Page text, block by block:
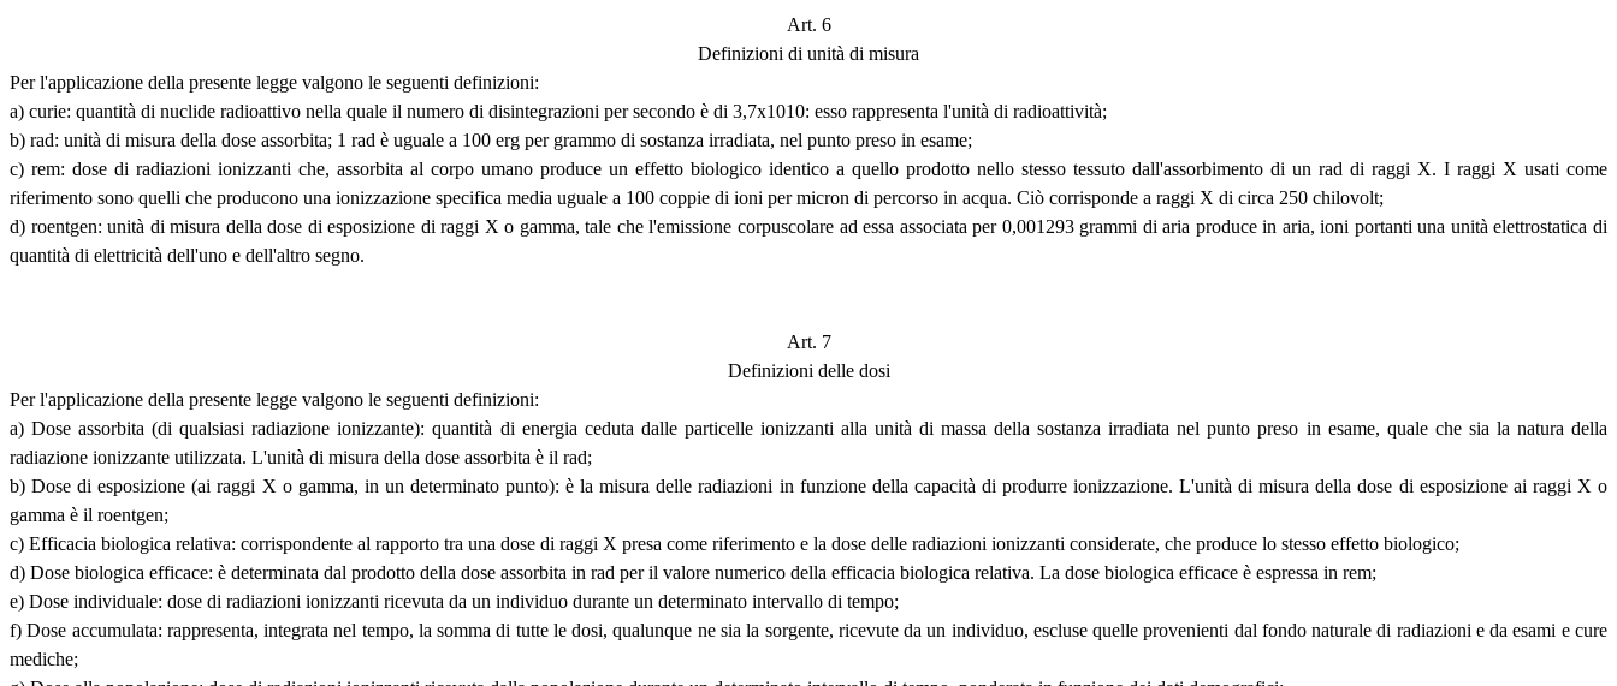
Art. 6
Definizioni di unità di misura
Per l'applicazione della presente legge valgono le seguenti definizioni:
a) curie: quantità di nuclide radioattivo nella quale il numero di disintegrazioni per secondo è di 3,7x1010: esso rappresenta l'unità di radioattività;
b) rad: unità di misura della dose assorbita; 1 rad è uguale a 100 erg per grammo di sostanza irradiata, nel punto preso in esame;
c) rem: dose di radiazioni ionizzanti che, assorbita al corpo umano produce un effetto biologico identico a quello prodotto nello stesso tessuto dall'assorbimento di un rad di raggi X. I raggi X usati come
riferimento sono quelli che producono una ionizzazione specifica media uguale a 100 coppie di ioni per micron di percorso in acqua. Ciò corrisponde a raggi X di circa 250 chilovolt;
d) roentgen: unità di misura della dose di esposizione di raggi X o gamma, tale che l'emissione corpuscolare ad essa associata per 0,001293 grammi di aria produce in aria, ioni portanti una unità elettrostatica di
quantità di elettricità dell'uno e dell'altro segno.
Art. 7
Definizioni delle dosi
Per l'applicazione della presente legge valgono le seguenti definizioni:
a) Dose assorbita (di qualsiasi radiazione ionizzante): quantità di energia ceduta dalle particelle ionizzanti alla unità di massa della sostanza irradiata nel punto preso in esame, quale che sia la natura della
radiazione ionizzante utilizzata. L'unità di misura della dose assorbita è il rad;
b) Dose di esposizione (ai raggi X o gamma, in un determinato punto): è la misura delle radiazioni in funzione della capacità di produrre ionizzazione. L'unità di misura della dose di esposizione ai raggi X o
gamma è il roentgen;
c) Efficacia biologica relativa: corrispondente al rapporto tra una dose di raggi X presa come riferimento e la dose delle radiazioni ionizzanti considerate, che produce lo stesso effetto biologico;
d) Dose biologica efficace: è determinata dal prodotto della dose assorbita in rad per il valore numerico della efficacia biologica relativa. La dose biologica efficace è espressa in rem;
e) Dose individuale: dose di radiazioni ionizzanti ricevuta da un individuo durante un determinato intervallo di tempo;
f) Dose accumulata: rappresenta, integrata nel tempo, la somma di tutte le dosi, qualunque ne sia la sorgente, ricevute da un individuo, escluse quelle provenienti dal fondo naturale di radiazioni e da esami e cure
mediche;